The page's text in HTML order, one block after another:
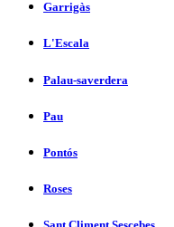
Garrigàs
L'Escala
Palau-saverdera
Pau
Pontós
Roses